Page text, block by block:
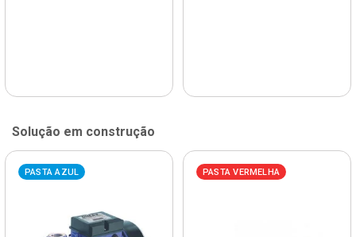
Solução em construção
PASTA AZUL PASTA VERMELHA